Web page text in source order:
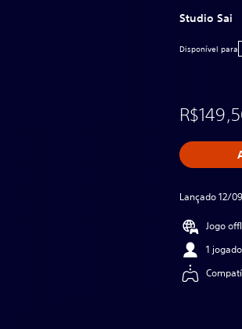
Studio Sai
Disponível para
Lançado 12/
Jogo
1